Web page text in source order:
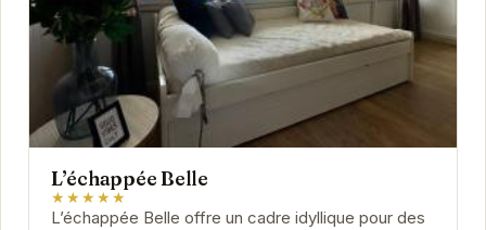
L’échappée Belle
★★★★★
L’échappée Belle offre un cadre idyllique pour des